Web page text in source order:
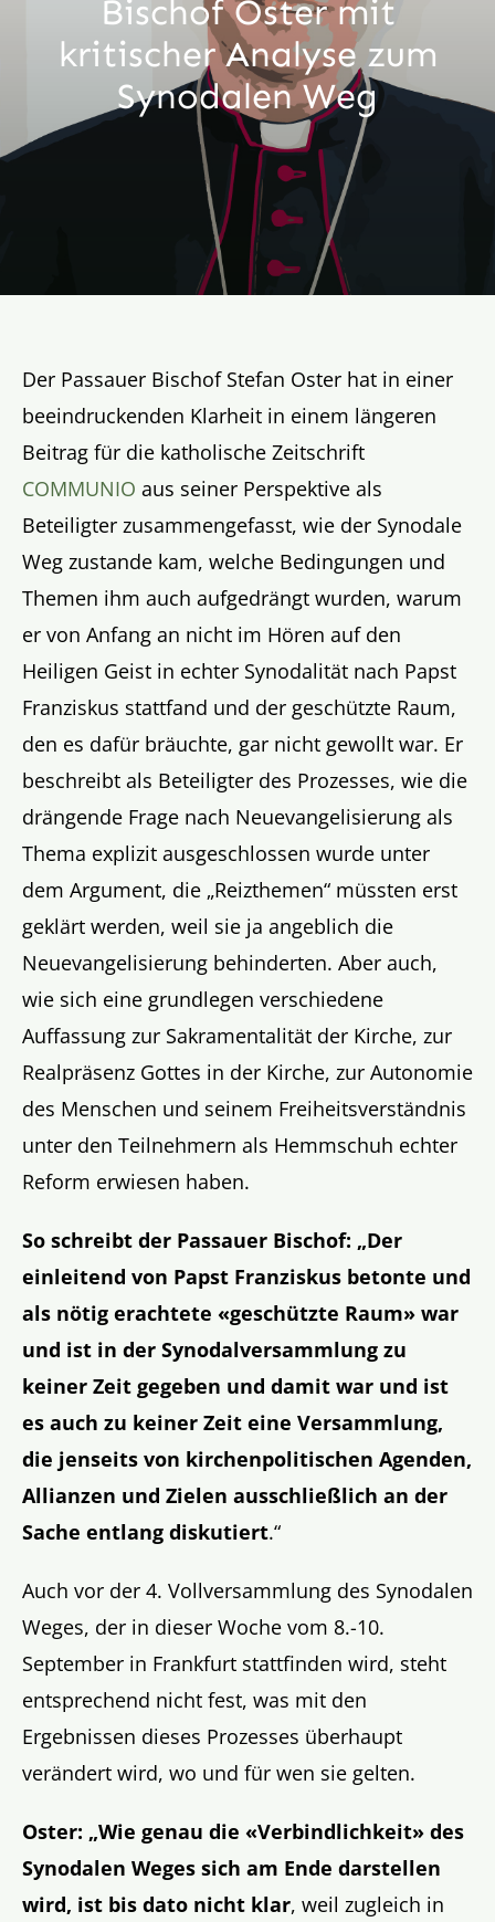
Aktion
Veröffentlichungen
Bischof Oster mit
kritischer Analyse zum
Synodalen Weg
Der Passauer Bischof Stefan Oster hat in einer
beeindruckenden Klarheit in einem längeren
Beitrag für die katholische Zeitschrift
COMMUNIO aus seiner Perspektive als
Beteiligter zusammengefasst, wie der Synodale
Weg zustande kam, welche Bedingungen und
Themen ihm auch aufgedrängt wurden, warum
er von Anfang an nicht im Hören auf den
Heiligen Geist in echter Synodalität nach Papst
Franziskus stattfand und der geschützte Raum,
den es dafür bräuchte, gar nicht gewollt war. Er
beschreibt als Beteiligter des Prozesses, wie die
drängende Frage nach Neuevangelisierung als
Thema explizit ausgeschlossen wurde unter
dem Argument, die „Reizthemen“ müssten erst
geklärt werden, weil sie ja angeblich die
Neuevangelisierung behinderten. Aber auch,
wie sich eine grundlegen verschiedene
Auffassung zur Sakramentalität der Kirche, zur
Realpräsenz Gottes in der Kirche, zur Autonomie
des Menschen und seinem Freiheitsverständnis
unter den Teilnehmern als Hemmschuh echter
Reform erwiesen haben.
So schreibt der Passauer Bischof: „Der
einleitend von Papst Franziskus betonte und
als nötig erachtete «geschützte Raum» war
und ist in der Synodalversammlung zu
keiner Zeit gegeben und damit war und ist
es auch zu keiner Zeit eine Versammlung,
die jenseits von kirchenpolitischen Agenden,
Allianzen und Zielen ausschließlich an der
Sache entlang diskutiert.“
Auch vor der 4. Vollversammlung des Synodalen
Weges, der in dieser Woche vom 8.-10.
September in Frankfurt stattfinden wird, steht
entsprechend nicht fest, was mit den
Ergebnissen dieses Prozesses überhaupt
verändert wird, wo und für wen sie gelten.
Oster: „Wie genau die «Verbindlichkeit» des
Synodalen Weges sich am Ende darstellen
wird, ist bis dato nicht klar, weil zugleich in